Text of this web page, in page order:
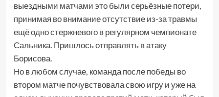
выездными матчами это были серьёзные потери,
принимая во внимание отсутствие из-за травмы
ещё одно стержневого в регулярном чемпионате
Сальника. Пришлось отправлять в атаку
Борисова.
Но в любом случае, команда после победы во
втором матче почувствовала свою игру и уже на